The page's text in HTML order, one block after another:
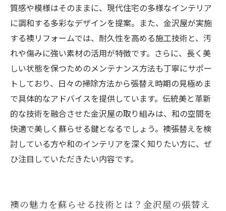
質感や模様はそのままに、現代住宅の多様なインテリア
に調和する多彩なデザインを提案。また、金沢屋が実施
する襖リフォームでは、耐久性を高める施工技術と、汚
れや傷みに強い素材の活用が特徴です。さらに、長く美
しい状態を保つためのメンテナンス方法も丁寧にサポー
トしており、日々の掃除方法から張替え時期の見極めま
で具体的なアドバイスを提供しています。伝統美と革新
的な技術を融合させた金沢屋の取り組みは、和の空間を
快適で美しく蘇らせる鍵となるでしょう。襖張替えを検
討している方や和のインテリアを深く知りたい方に、ぜ
ひ注目していただきたい内容です。
襖の魅力を蘇らせる技術とは？金沢屋の張替え